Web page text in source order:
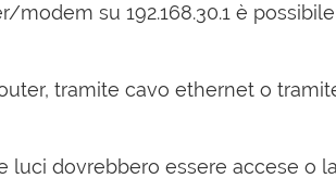
su 192.168.30.1 è
tramite cavo ethernet o
luci dovrebbero essere accese o